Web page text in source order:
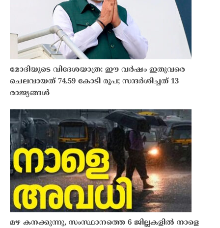
മോദിയുടെ വിദേശയാത്ര: ഈ വർഷം ഇതുവരെ
ചെലവായത് 74.59 കോടി രൂപ; സന്ദർശിച്ചത് 13
രാജ്യങ്ങൾ
മഴ കനക്കുന്നു, സംസ്ഥാനത്തെ 6 ജില്ലകളിൽ നാളെ